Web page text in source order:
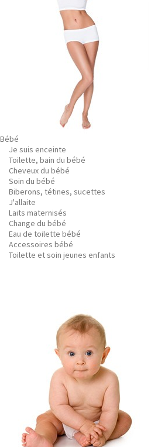
Bébé
Je suis enceinte
Toilette, bain du bébé
Cheveux du bébé
Soin du bébé
Biberons, tétines, sucettes
J'allaite
Laits maternisés
Change du bébé
Eau de toilette bébé
Accessoires bébé
Toilette et soin jeunes enfants